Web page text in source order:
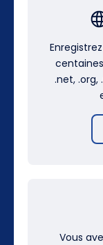
.net, .org,
Vous